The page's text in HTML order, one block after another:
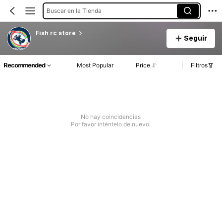
Buscar en la Tienda
Fish rc store
Seguir
Recommended Most Popular Price Filtros
No hay coincidencias
Por favor inténtelo de nuevo.